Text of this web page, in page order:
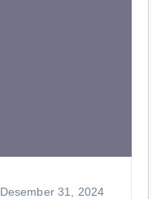
Desember 31, 2024